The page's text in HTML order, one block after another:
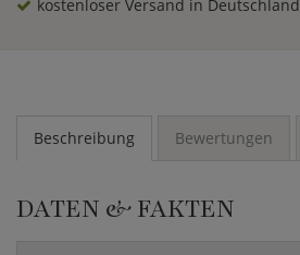
kostenloser Versand in Deutschland
Beschreibung Bewertungen
DATEN & FAKTEN